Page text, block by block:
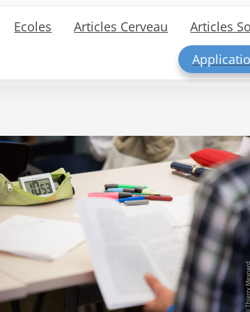
Ecoles Articles Cerveau Articles